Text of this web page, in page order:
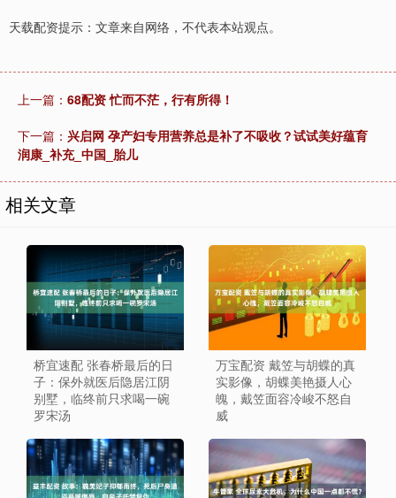
天载配资提示：文章来自网络，不代表本站观点。
上一篇： 68配资 忙而不茫，行有所得！
下一篇： 兴启网 孕产妇专用营养总是补了不吸收？试试美好蕴育
润康_补充_中国_胎儿
相关文章
桥宜速配 张春桥最后的日
子：保外就医后隐居江阴
别墅，临终前只求喝一碗
罗宋汤
万宝配资 戴笠与胡蝶的真
实影像，胡蝶美艳摄人心
魄，戴笠面容冷峻不怒自
威